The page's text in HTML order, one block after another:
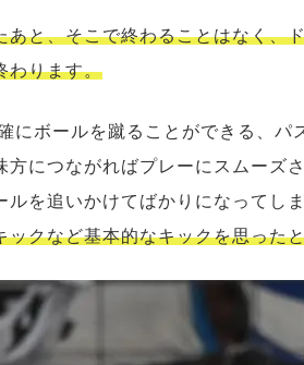
あと、そこで終わることはなく、
わります。
にボールを蹴ることができる、
方につながればプレーにスムーズ
ルを追いかけてばかりになってしま
ックなど基本的なキックを思った